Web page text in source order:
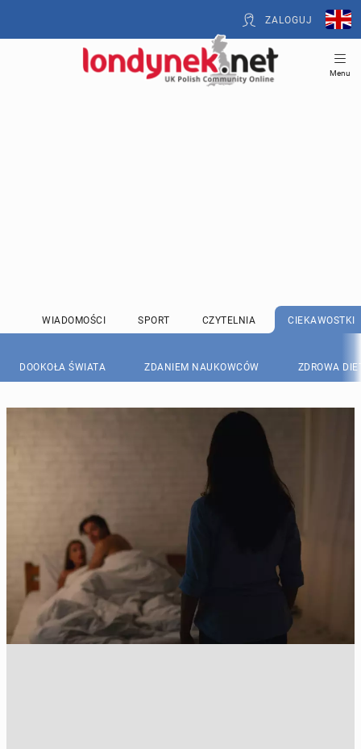
ZALOGUJ
Menu
WIADOMOŚCI SPORT CZYTELNIA CIEKAWOSTKI
DOOKOŁA ŚWIATA ZDANIEM NAUKOWCÓW ZDROWA